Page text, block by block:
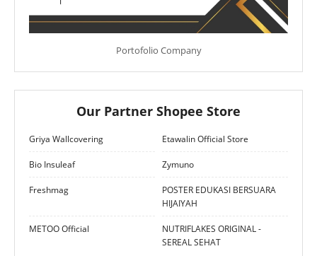
Portofolio Company
Our Partner Shopee Store
Griya Wallcovering Etawalin Official Store
Bio Insuleaf Zymuno
Freshmag
POSTER EDUKASI BERSUARA
HIJAIYAH
METOO Official
NUTRIFLAKES ORIGINAL -
SEREAL SEHAT